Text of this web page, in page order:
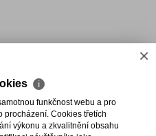
×
ℹ
funkčnost webu a pro
procházení. Cookies třetích
výkonu a zkvalitnění obsahu